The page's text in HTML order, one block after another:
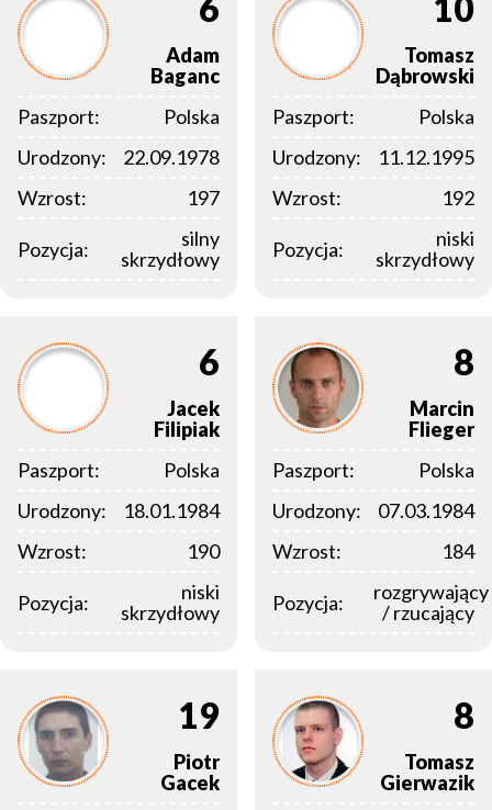
Adam
Baganc
Paszport:
Polska
Urodzony:
22.09.1978
Wzrost:
197
Pozycja:
silny
skrzydłowy
Tomasz
Dąbrowski
Paszport:
Polska
Urodzony:
11.12.1995
Wzrost:
192
Pozycja:
niski
skrzydłowy
6
Jacek
Filipiak
Paszport:
Polska
Urodzony:
18.01.1984
Wzrost:
190
Pozycja:
niski
skrzydłowy
8
Marcin
Flieger
Paszport:
Polska
Urodzony:
07.03.1984
Wzrost:
184
Pozycja:
rozgrywający
/ rzucający
19
Piotr
Gacek
8
Tomasz
Gierwazik